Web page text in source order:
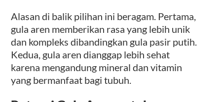
Alasan di balik pilihan ini beragam. Pertama,
gula aren memberikan rasa yang lebih unik
dan kompleks dibandingkan gula pasir putih.
Kedua, gula aren dianggap lebih sehat
karena mengandung mineral dan vitamin
yang bermanfaat bagi tubuh.